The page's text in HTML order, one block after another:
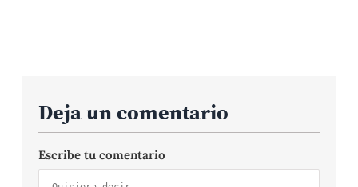
Deja un comentario
Escribe tu comentario